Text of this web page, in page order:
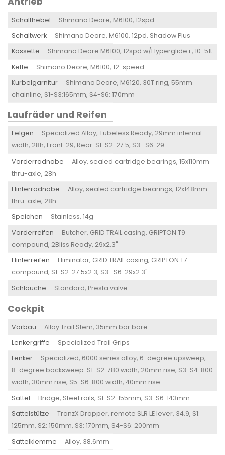
Schalthebel
Shimano Deore, M6100, 12spd
Schaltwerk
Shimano Deore, M6100, 12pd, Shadow Plus
Kassette
Shimano Deore M6100, 12spd w/Hyperglide+, 10-51t
Kette
Shimano Deore, M6100, 12-speed
Kurbelgarnitur
Shimano Deore, M6120, 30T ring, 55mm
chainline, S1-S3:165mm, S4-S6: 170mm
Laufräder und Reifen
Felgen
Specialized Alloy, Tubeless Ready, 29mm internal
width, 28h, Front: 29, Rear: S1-S2: 27.5, S3- S6: 29
Vorderradnabe
Alloy, sealed cartridge bearings, 15x110mm
thru-axle, 28h
Hinterradnabe
Alloy, sealed cartridge bearings, 12x148mm
thru-axle, 28h
Speichen
Stainless, 14g
Vorderreifen
Butcher, GRID TRAIL casing, GRIPTON T9
compound, 2Bliss Ready, 29x2.3"
Hinterreifen
Eliminator, GRID TRAIL casing, GRIPTON T7
compound, S1-S2: 27.5x2.3, S3- S6: 29x2.3"
Schläuche
Standard, Presta valve
Cockpit
Vorbau
Alloy Trail Stem, 35mm bar bore
Lenkergriffe
Specialized Trail Grips
Lenker
Specialized, 6000 series alloy, 6-degree upsweep,
8-degree backsweep. S1-S2: 780 width, 20mm rise, S3-S4: 800
width, 30mm rise, S5-S6: 800 width, 40mm rise
Sattel
Bridge, Steel rails, S1-S2: 155mm, S3-S6: 143mm
Sattelstütze
TranzX Dropper, remote SLR LE lever, 34.9, S1:
125mm, S2: 150mm, S3: 170mm, S4-S6: 200mm
Sattelklemme
Alloy, 38.6mm